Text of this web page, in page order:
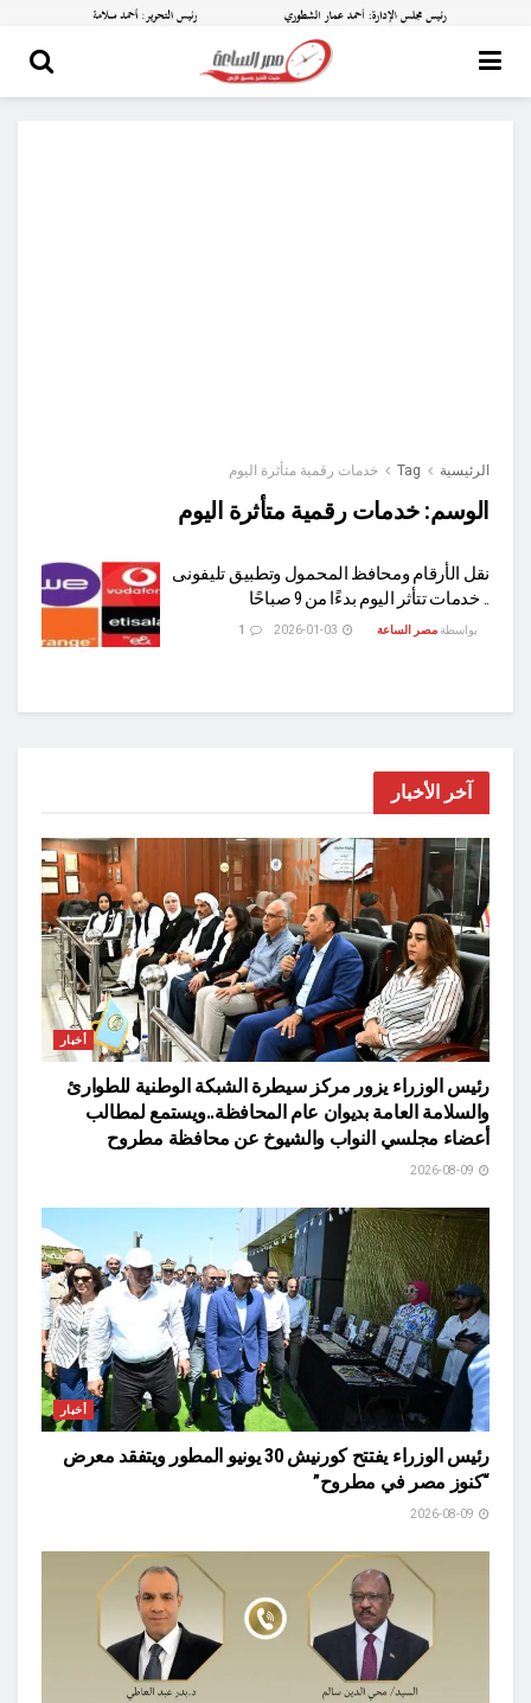
الرئيسية Tag خدمات رقمية متأثرة اليوم
الوسم:خدمات رقمية متأثرة اليوم
نقل الأرقام ومحافظ المحمول وتطبيق تليفونى
.. خدمات تتأثر اليوم بدءًا من 9 صباحًا
بواسطة مصر الساعة
آخر الأخبار
أخبار
رئيس الوزراء يزور مركز سيطرة الشبكة الوطنية للطوارئ
والسلامة العامة بديوان عام المحافظة..ويستمع لمطالب
أعضاء مجلسي النواب والشيوخ عن محافظة مطروح
أخبار
رئيس الوزراء يفتتح كورنيش 30 يونيو المطور ويتفقد معرض
“كنوز مصر في مطروح”